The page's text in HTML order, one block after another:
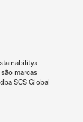
marcas
SCS Global